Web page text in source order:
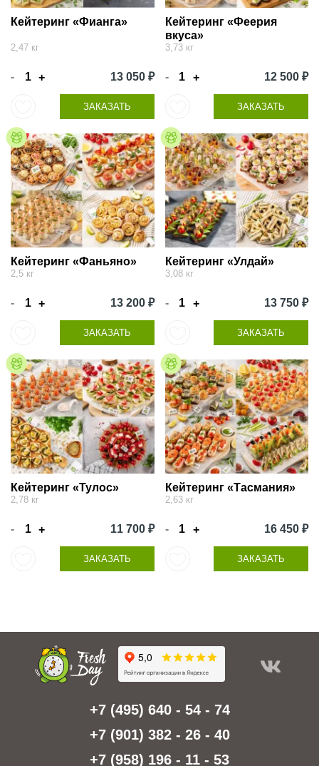
Кейтеринг «Фианга»
2,47 кг
- + 13 050 ₽
ЗАКАЗАТЬ
Кейтеринг «Феерия
вкуса»
3,73 кг
- + 12 500 ₽
ЗАКАЗАТЬ
Кейтеринг «Фаньяно»
2,5 кг
- + 13 200 ₽
ЗАКАЗАТЬ
Кейтеринг «Улдай»
3,08 кг
- + 13 750 ₽
ЗАКАЗАТЬ
Кейтеринг «Тулос»
2,78 кг
- + 11 700 ₽
ЗАКАЗАТЬ
Кейтеринг «Тасмания»
2,63 кг
- + 16 450 ₽
ЗАКАЗАТЬ
+7 (495) 640 - 54 - 74
+7 (901) 382 - 26 - 40
+7 (958) 196 - 11 - 53